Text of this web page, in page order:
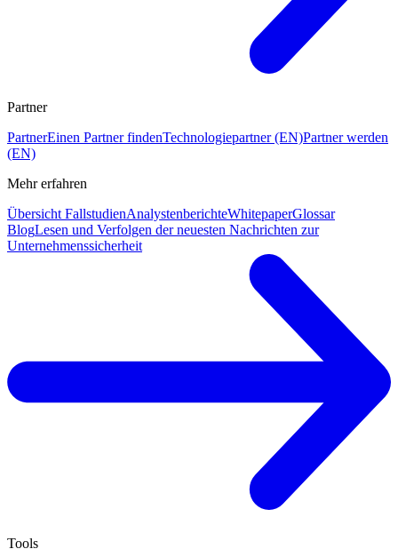
Partner
PartnerEinen Partner findenTechnologiepartner (EN)Partner werden
(EN)
Mehr erfahren
Übersicht FallstudienAnalystenberichteWhitepaperGlossar
BlogLesen und Verfolgen der neuesten Nachrichten zur
Unternehmenssicherheit
Tools